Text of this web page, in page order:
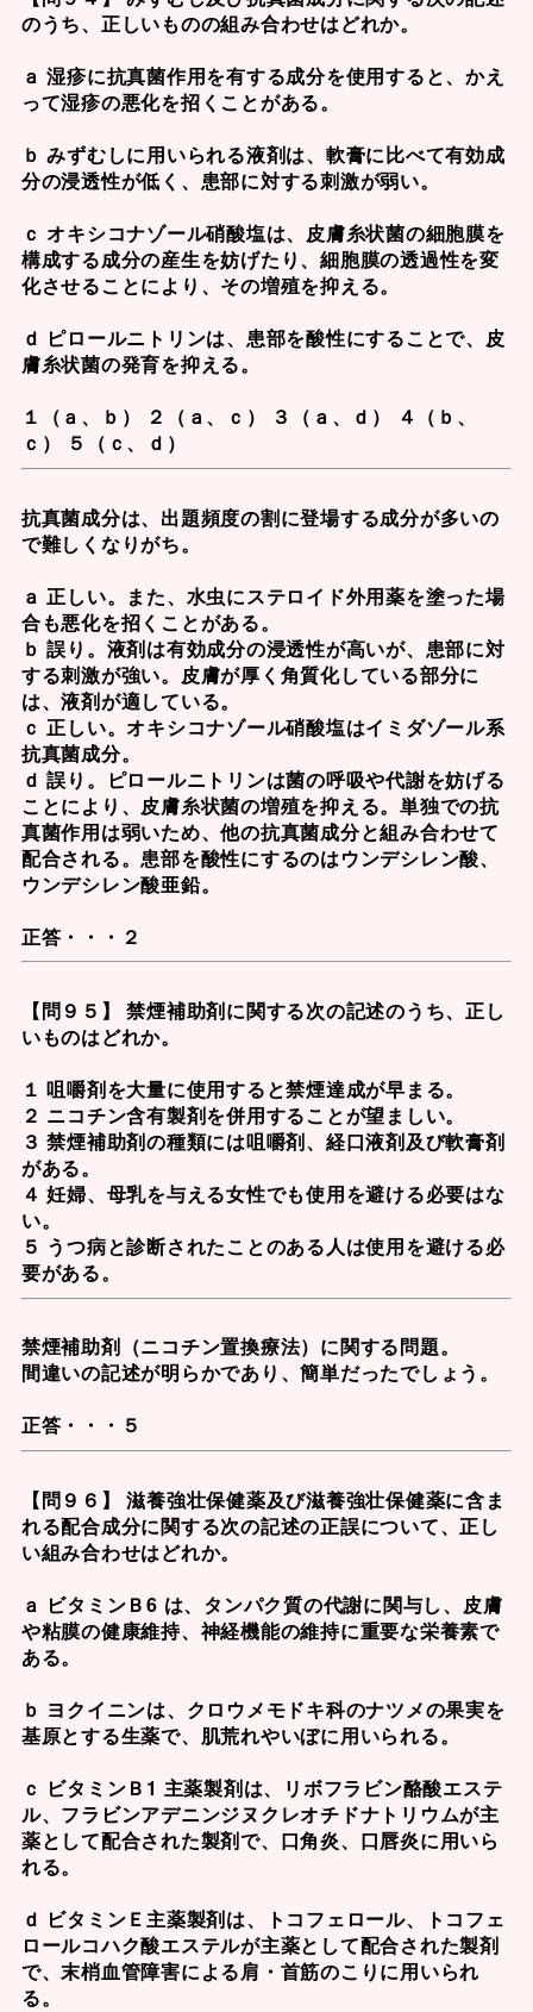
のうち、正しいものの組み合わせはどれか。
ａ 湿疹に抗真菌作用を有する成分を使用すると、かえ
って湿疹の悪化を招くことがある。
ｂ みずむしに用いられる液剤は、軟膏に比べて有効成
分の浸透性が低く、患部に対する刺激が弱い。
ｃ オキシコナゾール硝酸塩は、皮膚糸状菌の細胞膜を
構成する成分の産生を妨げたり、細胞膜の透過性を変
化させることにより、その増殖を抑える。
ｄ ピロールニトリンは、患部を酸性にすることで、皮
膚糸状菌の発育を抑える。
１（ａ、ｂ） ２（ａ、ｃ） ３（ａ、ｄ） ４（ｂ、
ｃ） ５（ｃ、ｄ）
抗真菌成分は、出題頻度の割に登場する成分が多いの
で難しくなりがち。
ａ 正しい。また、水虫にステロイド外用薬を塗った場
合も悪化を招くことがある。
ｂ 誤り。液剤は有効成分の浸透性が高いが、患部に対
する刺激が強い。皮膚が厚く角質化している部分に
は、液剤が適している。
ｃ 正しい。オキシコナゾール硝酸塩はイミダゾール系
抗真菌成分。
ｄ 誤り。
ピロールニトリンは菌の呼吸や代謝を妨げる
ことにより、皮膚糸状菌の増殖を抑える。単独での抗
真菌作用は弱いため、他の抗真菌成分と組み合わせて
配合される。患部を酸性にするのはウンデシレン酸、
ウンデシレン酸亜鉛。
正答・・・２
【問９５】 禁煙補助剤に関する次の記述のうち、正し
いものはどれか。
１ 咀嚼剤を大量に使用すると禁煙達成が早まる。
２ ニコチン含有製剤を併用することが望ましい。
３ 禁煙補助剤の種類には咀嚼剤、経口液剤及び軟膏剤
がある。
４ 妊婦、母乳を与える女性でも使用を避ける必要はな
い。
５ うつ病と診断されたことのある人は使用を避ける必
要がある。
禁煙補助剤（ニコチン置換療法）に関する問題。
間違いの記述が明らかであり、簡単だったでしょう。
正答・・・５
【問９６】 滋養強壮保健薬及び滋養強壮保健薬に含ま
れる配合成分に関する次の記述の正誤について、正し
い組み合わせはどれか。
ａ ビタミンＢ6 は、タンパク質の代謝に関与し、皮膚
や粘膜の健康維持、神経機能の維持に重要な栄養素で
ある。
ｂ ヨクイニンは、クロウメモドキ科のナツメの果実を
基原とする生薬で、肌荒れやいぼに用いられる。
ｃ ビタミンＢ1 主薬製剤は、リボフラビン酪酸エステ
ル、フラビンアデニンジヌクレオチドナトリウムが主
薬として配合された製剤で、口角炎、口唇炎に用いら
れる。
ｄ ビタミンＥ主薬製剤は、トコフェロール、トコフェ
ロールコハク酸エステルが主薬として配合された製剤
で、末梢血管障害による肩・首筋のこりに用いられ
る。